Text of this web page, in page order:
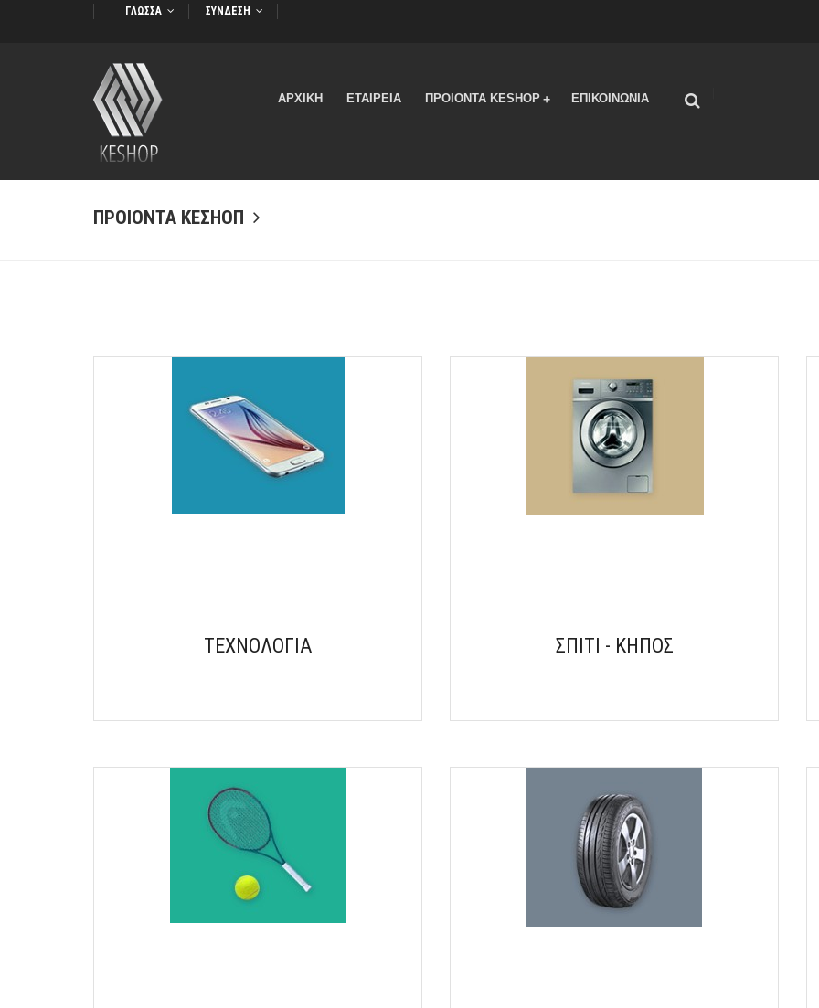
ΓΛΩΣΣΑ ΣΥΝΔΕΣΗ
ΑΡΧΙΚΗ ΕΤΑΙΡΕΙΑ ΠΡΟΙΟΝΤΑ KESHOP + ΕΠΙΚΟΙΝΩΝΙΑ
ΠΡΟΙΟΝΤΑ ΚΕΣΗΟΠ
ΤΕΧΝΟΛΟΓΙΑ ΣΠΙΤΙ - ΚΗΠΟΣ